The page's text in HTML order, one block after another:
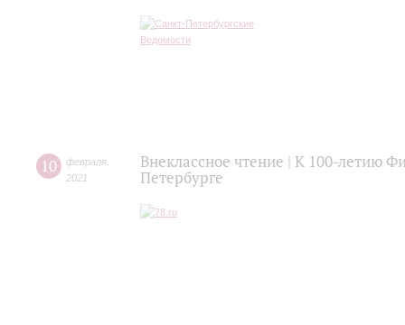
10 февраля
2021
Внеклассное чтение | К 100-летию
Петербурге